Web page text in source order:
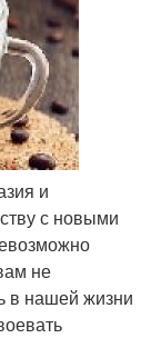
и
с новыми
не
в нашей жизни